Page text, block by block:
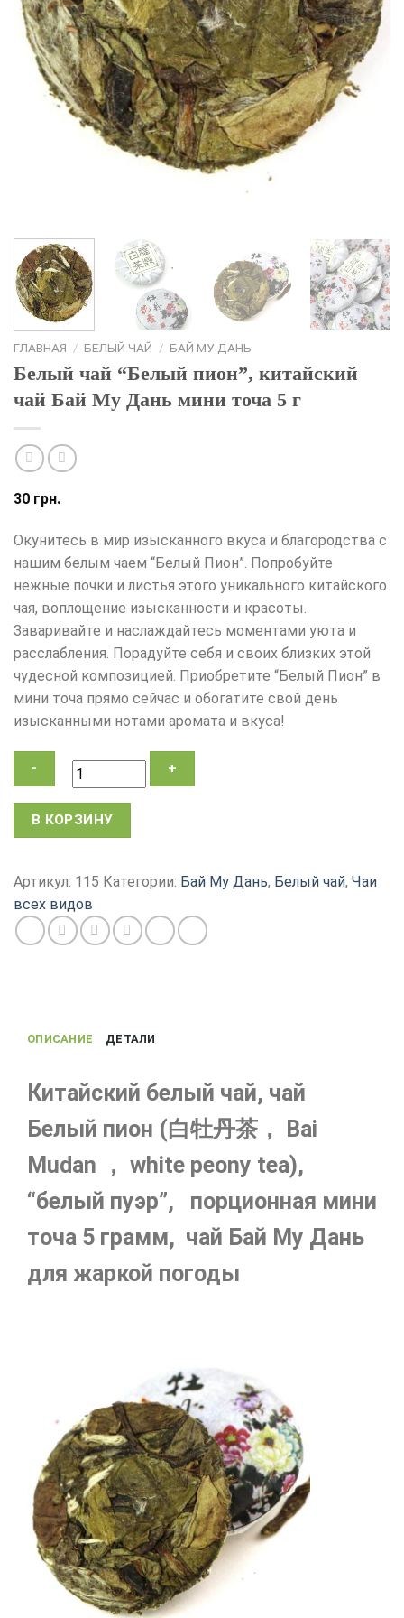
ГЛАВНАЯ / БЕЛЫЙ ЧАЙ / БАЙ МУ ДАНЬ
Белый чай “Белый пион”, китайский
чай Бай Му Дань мини точа 5 г
30 грн.
Окунитесь в мир изысканного вкуса и благородства с
нашим белым чаем “Белый Пион”. Попробуйте
нежные почки и листья этого уникального китайского
чая, воплощение изысканности и красоты.
Заваривайте и наслаждайтесь моментами уюта и
расслабления. Порадуйте себя и своих близких этой
чудесной композицией. Приобретите “Белый Пион” в
мини точа прямо сейчас и обогатите свой день
изысканными нотами аромата и вкуса!
Количество
чай
пион",
китайский
мини
В КОРЗИНУ
Артикул: 115 Категории: Бай Му Дань, Белый чай, Чаи
всех видов
ОПИСАНИЕ ДЕТАЛИ
Китайский белый чай, чай
Белый пион (白牡丹茶， Bai
Mudan ， white peony tea),
“белый пуэр”, порционная мини
точа 5 грамм, чай Бай Му Дань
для жаркой погоды